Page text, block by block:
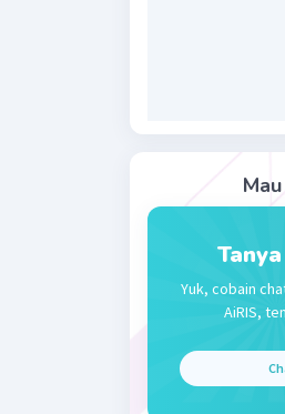
Apa
dapat
Jadi,
Beri
Yuk, cobain
AiRIS,